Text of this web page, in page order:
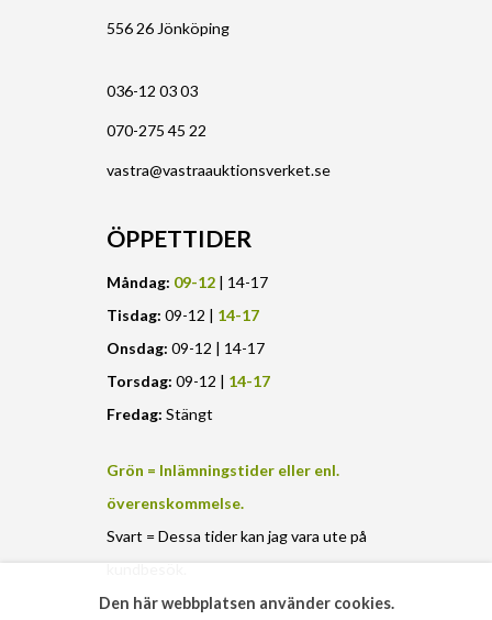
556 26 Jönköping
036-12 03 03
070-275 45 22
vastra@vastraauktionsverket.se
ÖPPETTIDER
Måndag: 09-12 | 14-17
Tisdag: 09-12 | 14-17
Onsdag: 09-12 | 14-17
Torsdag: 09-12 | 14-17
Fredag: Stängt
Grön = Inlämningstider eller enl.
överenskommelse.
Svart = Dessa tider kan jag vara ute på
kundbesök.
Den här webbplatsen använder cookies.